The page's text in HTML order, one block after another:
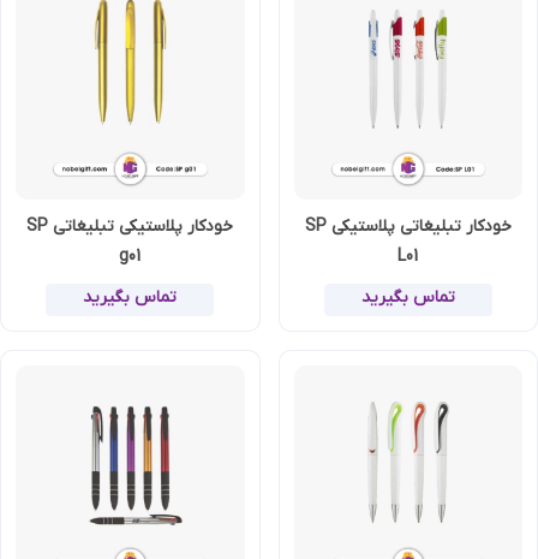
خودکار تبلیغاتی پلاستیکی SP
L01
تماس بگیرید
خودکار پلاستیکی تبلیغاتی SP
g01
تماس بگیرید